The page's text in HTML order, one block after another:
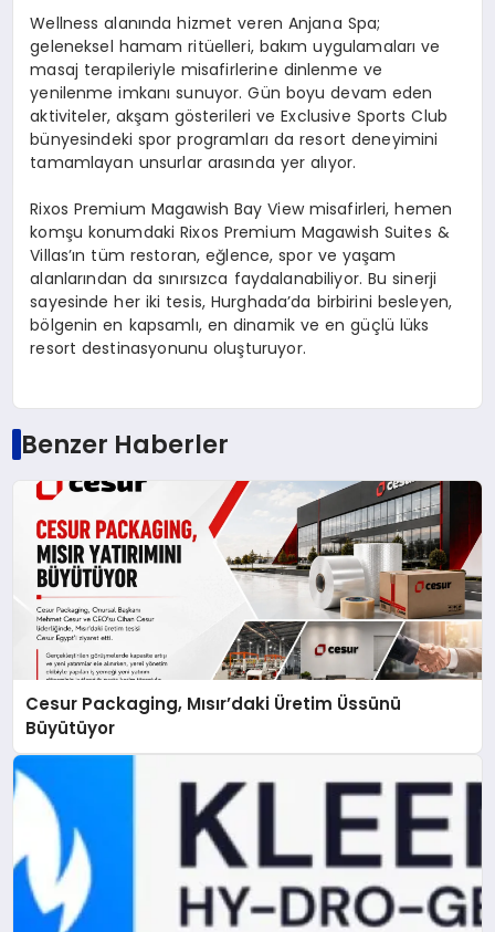
Wellness alanında hizmet veren Anjana Spa;
geleneksel hamam ritüelleri, bakım uygulamaları ve
masaj terapileriyle misafirlerine dinlenme ve
yenilenme imkanı sunuyor. Gün boyu devam eden
aktiviteler, akşam gösterileri ve Exclusive Sports Club
bünyesindeki spor programları da resort deneyimini
tamamlayan unsurlar arasında yer alıyor.
Rixos Premium Magawish Bay View misafirleri, hemen
komşu konumdaki Rixos Premium Magawish Suites &
Villas’ın tüm restoran, eğlence, spor ve yaşam
alanlarından da sınırsızca faydalanabiliyor. Bu sinerji
sayesinde her iki tesis, Hurghada’da birbirini besleyen,
bölgenin en kapsamlı, en dinamik ve en güçlü lüks
resort destinasyonunu oluşturuyor.
Benzer Haberler
Cesur Packaging, Mısır’daki Üretim Üssünü
Büyütüyor